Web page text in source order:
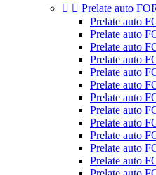
  Prelate auto
Prelate auto
Prelate auto
Prelate auto
Prelate auto
Prelate auto
Prelate auto
Prelate auto
Prelate auto
Prelate auto
Prelate auto
Prelate auto
Prelate auto